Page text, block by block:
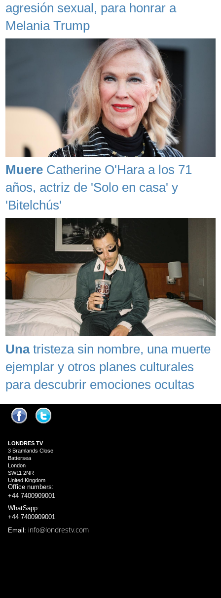
agresión sexual, para honrar a
Melania Trump
Muere Catherine O'Hara a los 71
años, actriz de 'Solo en casa' y
'Bitelchús'
Unatristeza sin nombre, una muerte
ejemplar y otros planes culturales
para descubrir emociones ocultas
LONDRES TV
3 Bramlands Close
Battersea
London
SW11 2NR
United Kingdom
Office numbers:
+44 7400909001
WhatSapp:
+44 7400909001
Email: info@londrestv.com